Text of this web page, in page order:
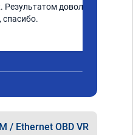
доволен,
/ Ethernet OBD VR